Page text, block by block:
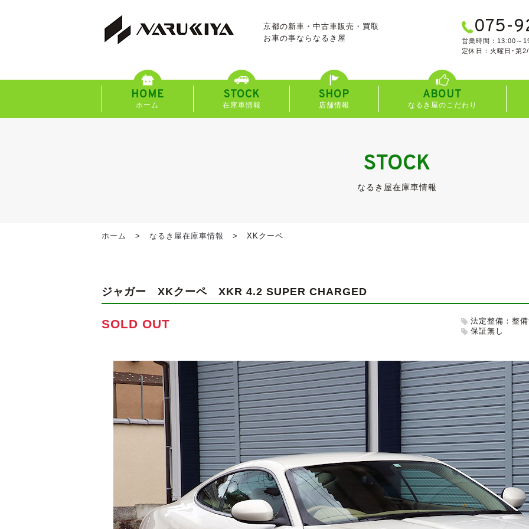
京都の新車・中古車販売・買取
お車の事なら なるき屋
075-
営業時間：13:00～
定休日：火曜日･第
HOME
ホーム
STOCK
在庫車情報
SHOP
店舗情報
ABOUT
なるき屋のこだわり
STOCK
なるき屋在庫車情報
ホーム なるき屋在庫車情報 XKクーペ
ジャガー XKクーペ XKR 4.2 SUPER CHARGED
SOLD OUT
法定整備：整
保証無し